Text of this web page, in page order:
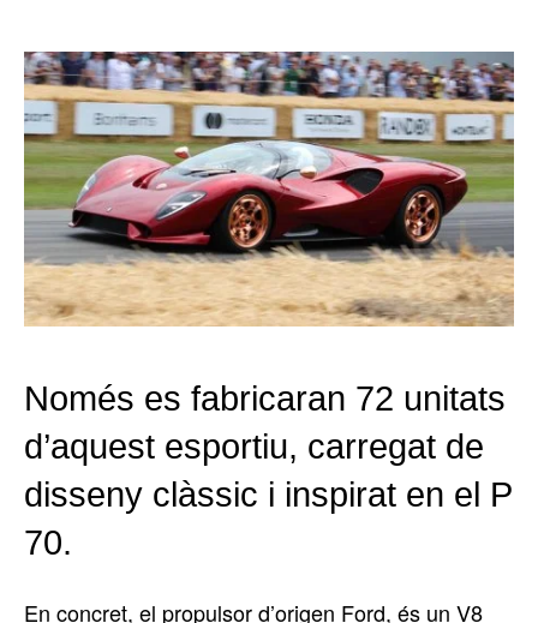
Només es fabricaran 72 unitats
d’aquest esportiu, carregat de
disseny clàssic i inspirat en el P
70.
En concret, el propulsor d’origen Ford, és un V8